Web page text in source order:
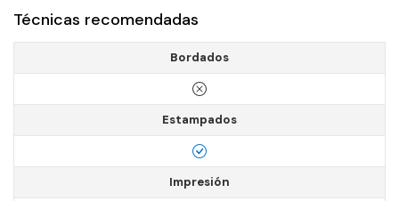
Técnicas recomendadas
Bordados
Estampados
Impresión